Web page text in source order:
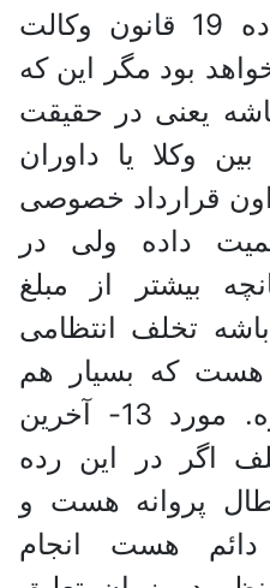
همین نحو هست ماده 19 قانون وکالت
بود مگر این که
یعنی در حقیقت
وکلا یا داوران
قرارداد خصوصی
داده ولی در
بیشتر از مبلغ
تخلف انتظامی
هست و از نوع 12 هست که بسیار هم
مجازات شدیدی داره. مورد 13- آخرین
اگر در این رده
پروانه هست و
هست انجام